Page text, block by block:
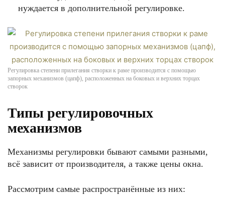
нуждается в дополнительной регулировке.
Регулировка степени прилегания створки к раме производится с помощью
запорных механизмов (цапф), расположенных на боковых и верхних торцах
створок
Типы регулировочных
механизмов
Механизмы регулировки бывают самыми разными,
всё зависит от производителя, а также цены окна.
Рассмотрим самые распространённые из них: